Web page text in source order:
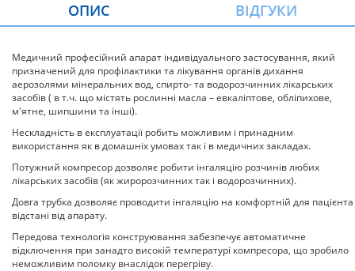
ОПИС ВІДГУКИ
Медичний професійний апарат індивідуального застосування, який
призначений для профілактики та лікування органів дихання
аерозолями мінеральних вод, спирто- та водорозчинних лікарських
засобів ( в т.ч. що містять рослинні масла – евкаліптове, обліпихове,
м'ятне, шипшини та інші).
Нескладність в експлуатації робить можливим і принадним
використання як в домашніх умовах так і в медичних закладах.
Потужний компресор дозволяє робити інгаляцію розчинів любих
лікарських засобів (як жиророзчинних так і водорозчинних).
Довга трубка дозволяє проводити інгаляцію на комфортній для пацієнта
відстані від апарату.
Передова технологія конструювання забезпечує автоматичне
відключення при занадто високій температурі компресора, що зробило
неможливим поломку внаслідок перегріву.